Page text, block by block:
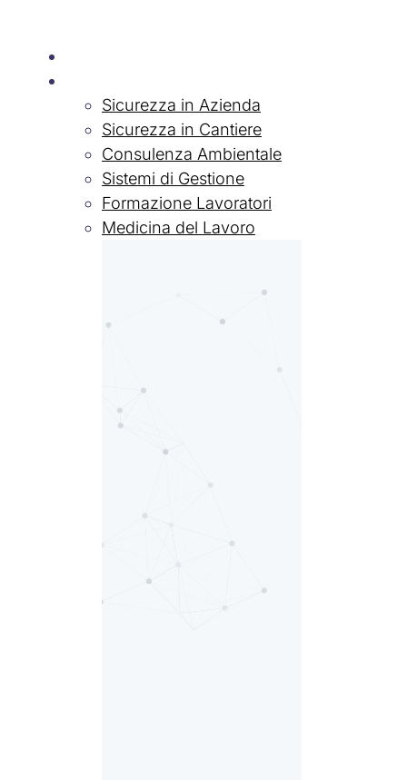
Sicurezza in Azienda
Sicurezza in Cantiere
Consulenza Ambientale
Sistemi di Gestione
Formazione Lavoratori
Medicina del Lavoro